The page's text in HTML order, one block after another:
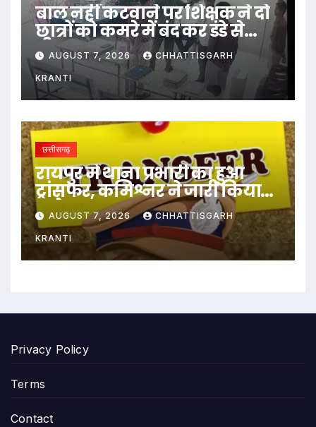
बाल नहीं कटवाने पर शिक्षक ने दो
छात्रों को कमरे में बंद कर डंडे से
पीटा…
AUGUST 7, 2026 CHHATTISGARH
KRANTI
छत्तीसगढ़
रायपुर में थाना प्रभारी का हुआ
ट्रांसफर, कमिश्नर ने जारी किया
आदेश
AUGUST 7, 2026 CHHATTISGARH
KRANTI
Privacy Policy
Terms
Contact